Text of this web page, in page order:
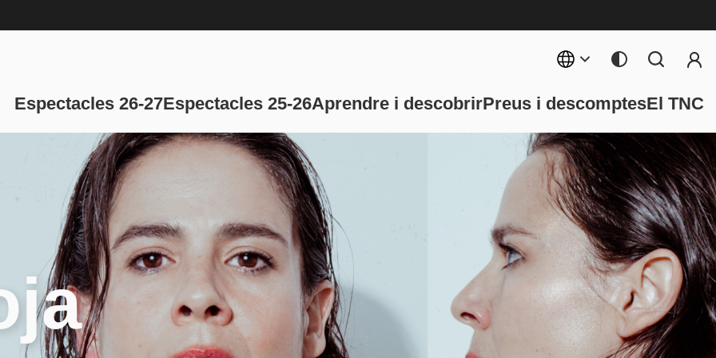
Navegación principal
Espectacles 26-27Espectacles 25-26Aprendre i descobrirPreus i descomptesEl TNC